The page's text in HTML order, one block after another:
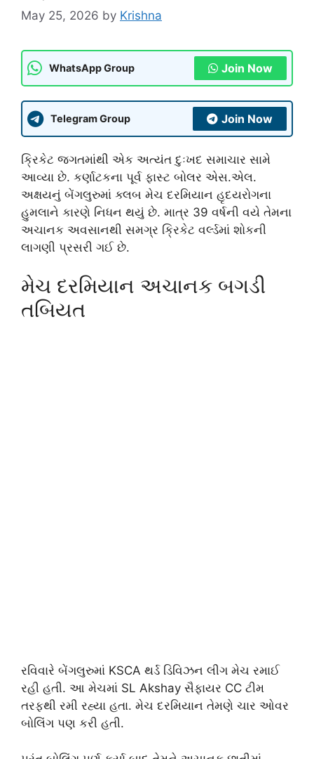
May 25, 2026 by Krishna
WhatsApp Group Join Now
Telegram Group Join Now
ક્રિકેટ જગતમાંથી એક અત્યંત દુઃખદ સમાચાર સામે
આવ્યા છે. કર્ણાટકના પૂર્વ ફાસ્ટ બોલર એસ.એલ.
અક્ષયનું બેંગલુરુમાં ક્લબ મેચ દરમિયાન હૃદયરોગના
હુમલાને કારણે નિધન થયું છે. માત્ર 39 વર્ષની વયે તેમના
અચાનક અવસાનથી સમગ્ર ક્રિકેટ વર્લ્ડમાં શોકની
લાગણી પ્રસરી ગઈ છે.
મેચ દરમિયાન અચાનક બગડી
તબિયત
રવિવારે બેંગલુરુમાં KSCA થર્ડ ડિવિઝન લીગ મેચ રમાઈ
રહી હતી. આ મેચમાં SL Akshay સૈફાયર CC ટીમ
તરફથી રમી રહ્યા હતા. મેચ દરમિયાન તેમણે ચાર ઓવર
બોલિંગ પણ કરી હતી.